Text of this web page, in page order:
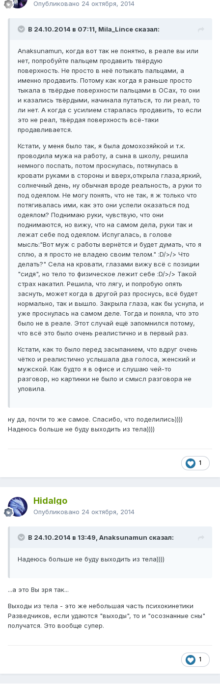
Опубликовано 24 октября, 2014
В 24.10.2014 в 07:11, Mila_Lince сказал:
Anaksunamun, когда вот так не понятно, в реале вы или
нет, попробуйте пальцем продавить твёрдую
поверхность. Не просто в неё потыкать пальцами, а
именно продавить. Потому как когда я раньше просто
тыкала в твёрдые поверхности пальцами в ОСах, то они
и казались твёрдыми, начинала путаться, то ли реал, то
ли нет. А когда с усилием старалась продавить, то если
это не реал, твёрдая поверхность всё-таки
продавливается.
Кстати, у меня было так, я была домохозяйкой и т.к.
проводила мужа на работу, а сына в школу, решила
немного поспать, потом проснулась, потянулась в
кровати руками в стороны и вверх,открыла глаза,яркий,
солнечный день, ну обычная вроде реальность, а руки то
под одеялом. Не могу понять, что не так, я ж только что
потягивалась ими, как это они успели оказаться под
одеялом? Поднимаю руки, чувствую, что они
поднимаются, но вижу, что на самом дела, руки так и
лежат себе под одеялом. Испугалась, в голове
мысль:"Вот муж с работы вернётся и будет думать, что я
сплю, а я просто не владею своим телом." :D/>/> Что
делать?" Села на кровати, глазами вижу всё с позиции
"сидя", но тело то физическое лежит себе :D/>/> Такой
страх накатил. Решила, что лягу, и попробую опять
заснуть, может когда в другой раз проснусь, всё будет
нормально, так и вышло. Закрыла глаза, как бы уснула, и
уже проснулась на самом деле. Тогда и поняла, что это
было не в реале. Этот случай ещё запомнился потому,
что всё это было очень реалистично и в первый раз.
Кстати, как то было перед засыпанием, что вдруг очень
чётко и реалистично услышала два голоса, женский и
мужской. Как будто я в офисе и слушаю чей-то
разговор, но картинки не было и смысл разговора не
уловила.
ну да, почти то же самое. Спасибо, что поделились))))
Надеюсь больше не буду выходить из тела))))
1
Hidalgo
Опубликовано 24 октября, 2014
В 24.10.2014 в 13:49, Anaksunamun сказал:
Надеюсь больше не буду выходить из тела))))
...а это Вы зря так...
Выходы из тела - это же небольшая часть психокинетики
Разведчиков, если удаются "выходы", то и "осознанные сны"
получатся. Это вообще супер.
1